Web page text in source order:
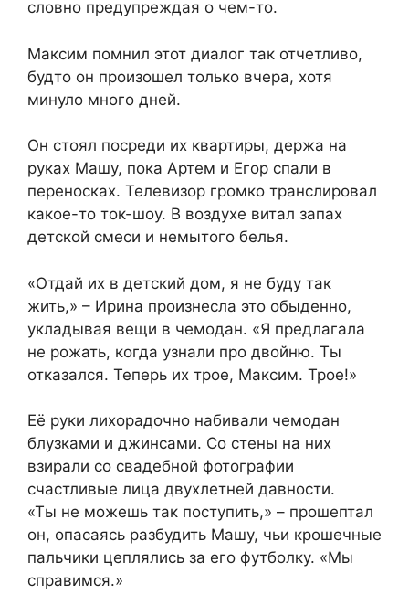
словно предупреждая о чем-то.
Максим помнил этот диалог так отчетливо,
будто он произошел только вчера, хотя
минуло много дней.
Он стоял посреди их квартиры, держа на
руках Машу, пока Артем и Егор спали в
переносках. Телевизор громко транслировал
какое-то ток-шоу. В воздухе витал запах
детской смеси и немытого белья.
«Отдай их в детский дом, я не буду так
жить,» – Ирина произнесла это обыденно,
укладывая вещи в чемодан. «Я предлагала
не рожать, когда узнали про двойню. Ты
отказался. Теперь их трое, Максим. Трое!»
Её руки лихорадочно набивали чемодан
блузками и джинсами. Со стены на них
взирали со свадебной фотографии
счастливые лица двухлетней давности.
«Ты не можешь так поступить,» – прошептал
он, опасаясь разбудить Машу, чьи крошечные
пальчики цеплялись за его футболку. «Мы
справимся.»